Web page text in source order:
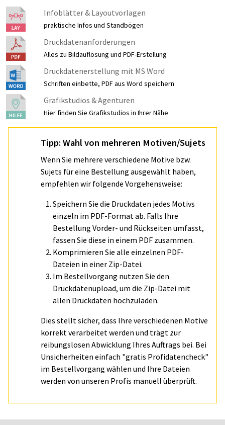
Infoblätter & Layoutvorlagen
praktische Infos und Standbögen
Druckdatenanforderungen
Alles zu Bildauflösung und PDF-Erstellung
Druckdatenerstellung mit MS Word
Schriften einbette, PDF aus Word speichern
Grafikstudios & Agenturen
Hier finden Sie Grafikstudios in Ihrer Nähe
Tipp: Wahl von mehreren Motiven/Sujets
Wenn Sie mehrere verschiedene Motive bzw.
Sujets für eine Bestellung ausgewählt haben,
empfehlen wir folgende Vorgehensweise:
Speichern Sie die Druckdaten jedes Motivs
einzeln im PDF-Format ab. Falls Ihre
Bestellung Vorder- und Rückseiten umfasst,
fassen Sie diese in einem PDF zusammen.
Komprimieren Sie alle einzelnen PDF-
Dateien in einer Zip-Datei.
Im Bestellvorgang nutzen Sie den
Druckdatenupload, um die Zip-Datei mit
allen Druckdaten hochzuladen.
Dies stellt sicher, dass Ihre verschiedenen Motive
korrekt verarbeitet werden und trägt zur
reibungslosen Abwicklung Ihres Auftrags bei. Bei
Unsicherheiten einfach "gratis Profidatencheck"
im Bestellvorgang wählen und Ihre Dateien
werden von unseren Profis manuell überprüft.